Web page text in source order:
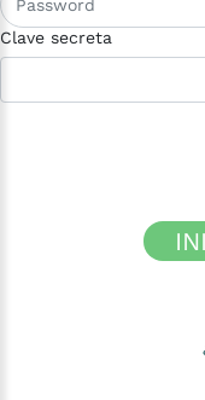
Clave secreta